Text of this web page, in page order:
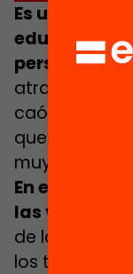
Es urgente
educativas,
personas de
atravesando
caótico y
que están
muy
En el último
las visitas a
de los
los